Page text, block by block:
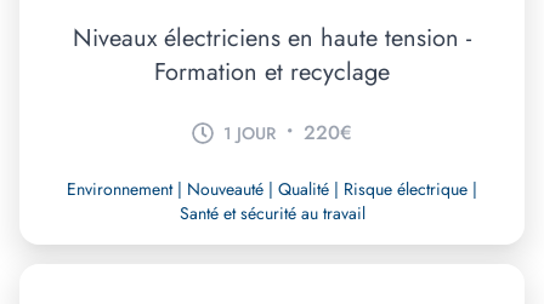
Niveaux électriciens en haute tension -
Formation et recyclage
1 JOUR • 220€
Environnement | Nouveauté | Qualité | Risque électrique |
Santé et sécurité au travail